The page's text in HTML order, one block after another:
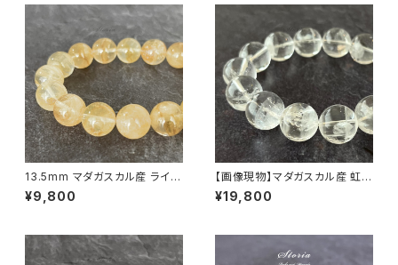
13.5mm マダガスカル産 ライモ
ナイトインクォーツ ブレスレット
【画像現物】
¥9,800
【画像現物】マダガスカル産 虹入
りアイリスクォーツ 15mm ブレ
スレット【M07146】
¥19,800